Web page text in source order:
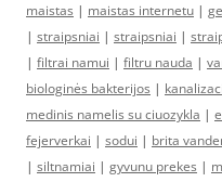
maistas | maistas internetu |
| straipsniai | straipsniai |
| filtrai namui | filtru nauda |
biologinės bakterijos |
medinis namelis su ciuozykla |
fejerverkai | sodui | brita
| siltnamiai | gyvunu prekes |